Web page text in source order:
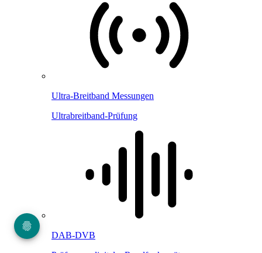
Ultra-Breitband Messungen
Ultrabreitband-Prüfung
DAB-DVB